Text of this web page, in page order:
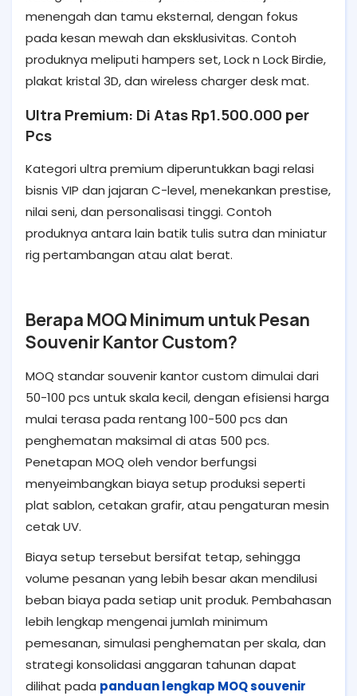
menengah dan tamu eksternal, dengan fokus
pada kesan mewah dan eksklusivitas. Contoh
produknya meliputi hampers set, Lock n Lock Birdie,
plakat kristal 3D, dan wireless charger desk mat.
Ultra Premium: Di Atas Rp1.500.000 per
Pcs
Kategori ultra premium diperuntukkan bagi relasi
bisnis VIP dan jajaran C-level, menekankan prestise,
nilai seni, dan personalisasi tinggi. Contoh
produknya antara lain batik tulis sutra dan miniatur
rig pertambangan atau alat berat.
Berapa MOQ Minimum untuk Pesan
Souvenir Kantor Custom?
MOQ standar souvenir kantor custom dimulai dari
50-100 pcs untuk skala kecil, dengan efisiensi harga
mulai terasa pada rentang 100-500 pcs dan
penghematan maksimal di atas 500 pcs.
Penetapan MOQ oleh vendor berfungsi
menyeimbangkan biaya setup produksi seperti
plat sablon, cetakan grafir, atau pengaturan mesin
cetak UV.
Biaya setup tersebut bersifat tetap, sehingga
volume pesanan yang lebih besar akan mendilusi
beban biaya pada setiap unit produk. Pembahasan
lebih lengkap mengenai jumlah minimum
pemesanan, simulasi penghematan per skala, dan
strategi konsolidasi anggaran tahunan dapat
dilihat pada panduan lengkap MOQ souvenir